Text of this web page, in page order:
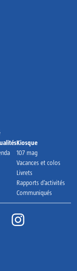
Kiosque
107 mag
Vacances et colos
Livrets
Rapports d’activités
Communiqués
compte facebook de